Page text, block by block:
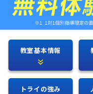
教室基本情報
トライの強み